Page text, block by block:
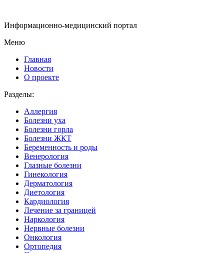
Информационно-медицинский портал
Меню
Главная
Новости
О проекте
Разделы:
Аллергия
Болезни уха
Болезни горла
Болезни ЖКТ
Беременность и роды
Венерология
Глазные болезни
Гинекология
Дерматология
Диетология
Кардиология
Лечение за границей
Наркология
Нервные болезни
Онкология
Ортопедия